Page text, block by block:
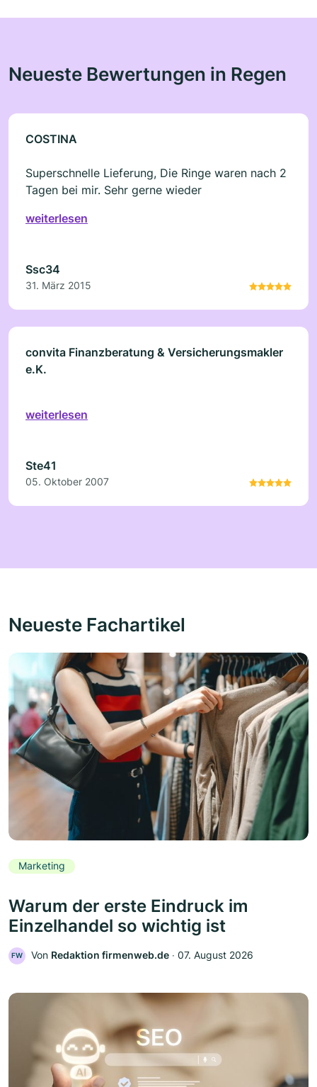
Neueste Bewertungen in Regen
COSTINA
Superschnelle Lieferung, Die Ringe waren nach 2
Tagen bei mir. Sehr gerne wieder
weiterlesen
Ssc34
31. März 2015
convita Finanzberatung & Versicherungsmakler
e.K.
weiterlesen
Ste41
05. Oktober 2007
Neueste Fachartikel
Marketing
Warum der erste Eindruck im
Einzelhandel so wichtig ist
FW Von Redaktion firmenweb.de ‧ 07. August 2026